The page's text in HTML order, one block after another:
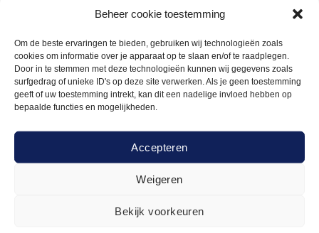
Beheer cookie toestemming
Om de beste ervaringen te bieden, gebruiken wij technologieën zoals
cookies om informatie over je apparaat op te slaan en/of te raadplegen.
Door in te stemmen met deze technologieën kunnen wij gegevens zoals
surfgedrag of unieke ID's op deze site verwerken. Als je geen toestemming
geeft of uw toestemming intrekt, kan dit een nadelige invloed hebben op
bepaalde functies en mogelijkheden.
Accepteren
Weigeren
Bekijk voorkeuren